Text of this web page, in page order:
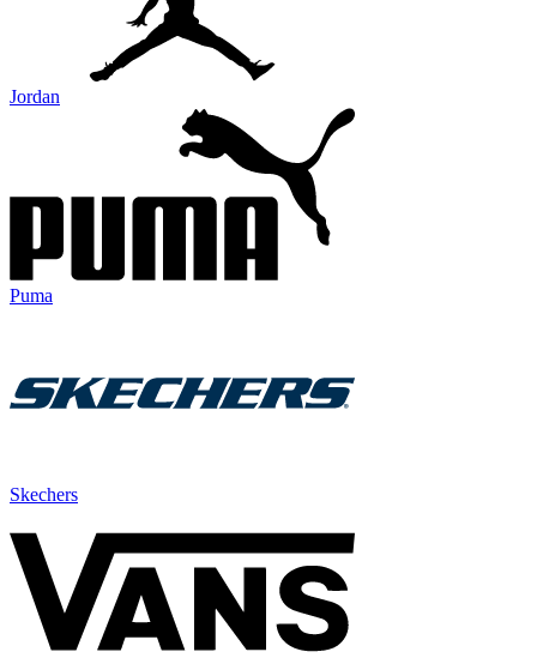
Jordan
Puma
Skechers